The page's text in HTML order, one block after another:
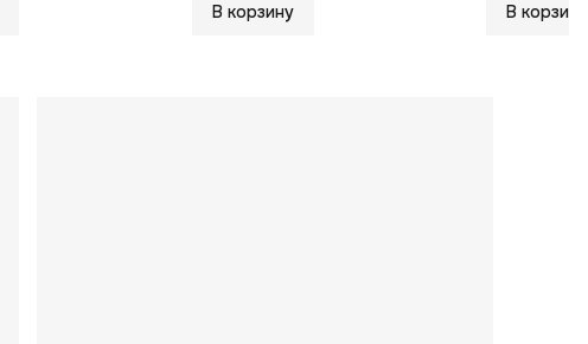
В корзину
В корзину